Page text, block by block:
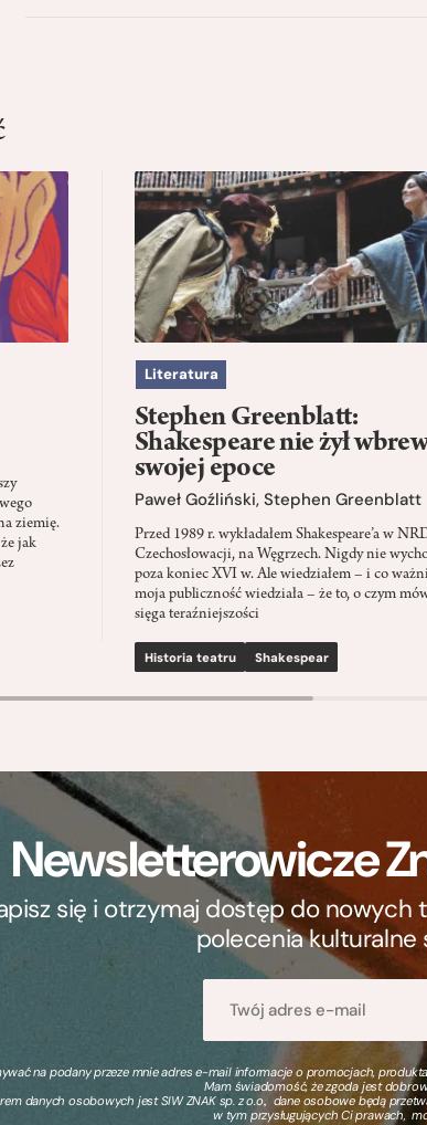
ziemię.
jak
Literatura
Stephen Greenblatt:
Shakespeare nie żył wbrew
swojej epoce
Paweł Goźliński, Stephen Greenblatt
Przed 1989 r. wykładałem Shakespeare’a w
Czechosłowacji, na Węgrzech. Nigdy nie
poza koniec XVI w. Ale wiedziałem – i co
moja publiczność wiedziała – że to, o czym
sięga teraźniejszości
Historia teatru Shakespear
Newsletterowicze
się i otrzymaj dostęp do nowych
polecenia kulturalne
na podany przeze mnie adres e-mail informacje o promocjach,
Mam świadomość, że zgoda jest
danych osobowych jest SIW ZNAK sp. z o.o., dane osobowe będą
w tym przysługujących Ci prawach,